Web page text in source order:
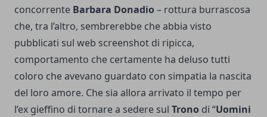
concorrente Barbara Donadio – rottura burrascosa
che, tra l’altro, sembrerebbe che abbia visto
pubblicati sul web screenshot di ripicca,
comportamento che certamente ha deluso tutti
coloro che avevano guardato con simpatia la nascita
del loro amore. Che sia allora arrivato il tempo per
l’ex gieffino di tornare a sedere sul Trono di “Uomini